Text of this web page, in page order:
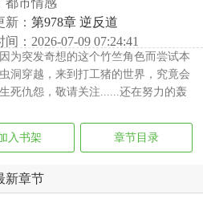
都市情感
： 第978章 逆反道
：2026-07-09 07:24:41
为突发奇想的这个竹竺角色而尝试本
洞穿越，来到打工猪的世界，究竟会
死仇怨，敬请关注......还在努力的轰
入书架 章节目录
新章节